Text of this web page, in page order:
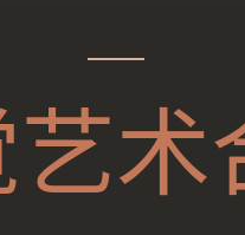
术